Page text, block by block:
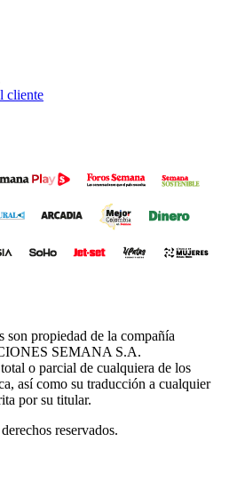
cliente
son propiedad de la compañía
SEMANA S.A.
o parcial de cualquiera de los
así como su traducción a cualquier
por su titular.
reservados.